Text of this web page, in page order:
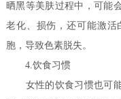
晒黑等美肤过程中，可能
老化、损伤，还可能激活
胞，导致色素脱失。
4.饮食习惯
女性的饮食习惯也可能